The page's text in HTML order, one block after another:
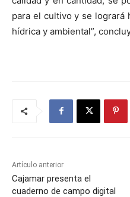
para el cultivo y se logrará
hídrica y ambiental”,
Artículo anterior
Cajamar presenta el
cuaderno de campo digital